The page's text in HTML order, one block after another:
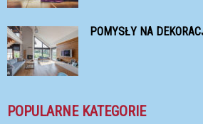
POMYSŁY NA
POPULARNE KATEGORIE